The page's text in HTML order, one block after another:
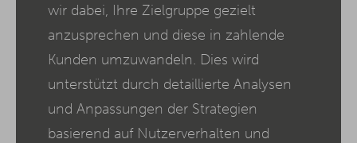
wir dabei, Ihre Zielgruppe gezielt
anzusprechen und diese in zahlende
Kunden umzuwandeln. Dies wird
unterstützt durch detaillierte Analysen
und Anpassungen der Strategien
basierend auf Nutzerverhalten und